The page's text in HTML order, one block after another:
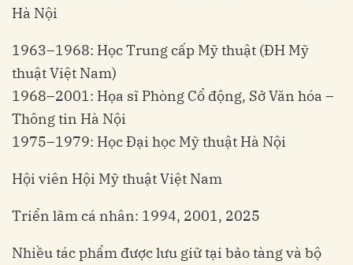
Hà Nội
1963–1968: Học Trung cấp Mỹ thuật (ĐH Mỹ
thuật Việt Nam)
1968–2001: Họa sĩ Phòng Cổ động, Sở Văn hóa –
Thông tin Hà Nội
1975–1979: Học Đại học Mỹ thuật Hà Nội
Hội viên Hội Mỹ thuật Việt Nam
Triển lãm cá nhân: 1994, 2001, 2025
Nhiều tác phẩm được lưu giữ tại bảo tàng và bộ